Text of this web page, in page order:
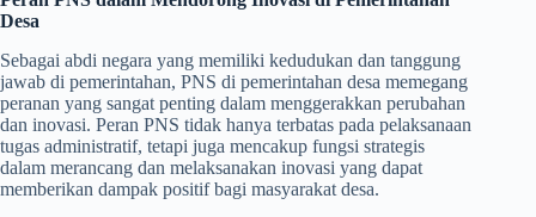
Desa
Sebagai abdi negara yang memiliki kedudukan dan tanggung
jawab di pemerintahan, PNS di pemerintahan desa memegang
peranan yang sangat penting dalam menggerakkan perubahan
dan inovasi. Peran PNS tidak hanya terbatas pada pelaksanaan
tugas administratif, tetapi juga mencakup fungsi strategis
dalam merancang dan melaksanakan inovasi yang dapat
memberikan dampak positif bagi masyarakat desa.